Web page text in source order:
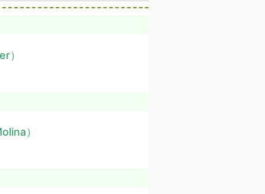
）
）